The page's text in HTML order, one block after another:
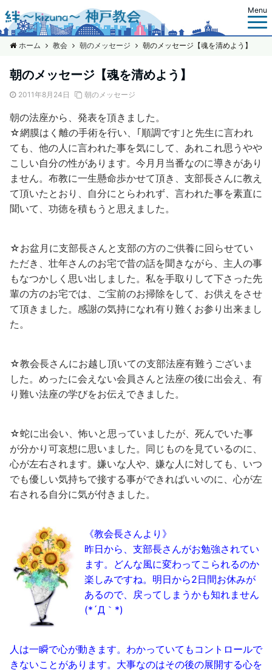
Menu
ホーム 教会 朝のメッセージ 朝のメッセージ【魂を清めよう】
朝のメッセージ【魂を清めよう】
2011年8月24日 朝のメッセージ
朝の法座から、発表を頂きました。
☆網膜はく離の手術を行い、｢順調です｣と先生に言われ
ても、他の人に言われた事を気にして、あれこれ思うやや
こしい自分の性があります。今月月当番なのに導きがあり
ません。布教に一生懸命歩かせて頂き、支部長さんに教え
て頂いたとおり、自分にとらわれず、言われた事を素直に
聞いて、功徳を積もうと思えました。
☆お盆月に支部長さんと支部の方のご供養に回らせてい
ただき、壮年さんのお宅で昔の話を聞きながら、主人の事
もなつかしく思い出しました。私を手取りして下さった先
輩の方のお宅では、ご宝前のお掃除をして、お供えをさせ
て頂きました。感謝の気持になれ有り難くお参り出来まし
た。
☆教会長さんにお越し頂いての支部法座有難うございま
した。めったに会えない会員さんと法座の後に出会え、有
り難い法座の学びをお伝えできました。
☆蛇に出会い、怖いと思っていましたが、死んでいた事
が分かり可哀想に思いました。同じものを見ているのに、
心が左右されます。嫌いな人や、嫌な人に対しても、いつ
でも優しい気持ちで接する事ができればいいのに、心が左
右される自分に気が付きました。
《教会長さんより》
昨日から、支部長さんがお勉強されてい
ます。どんな風に変わってこられるのか
楽しみですね。明日から2日間お休みが
あるので、戻ってしまうかも知れません
(*´Д｀*)
人は一瞬で心が動きます。わかっていてもコントロールで
きないことがあります。大事なのはその後の展開する心を